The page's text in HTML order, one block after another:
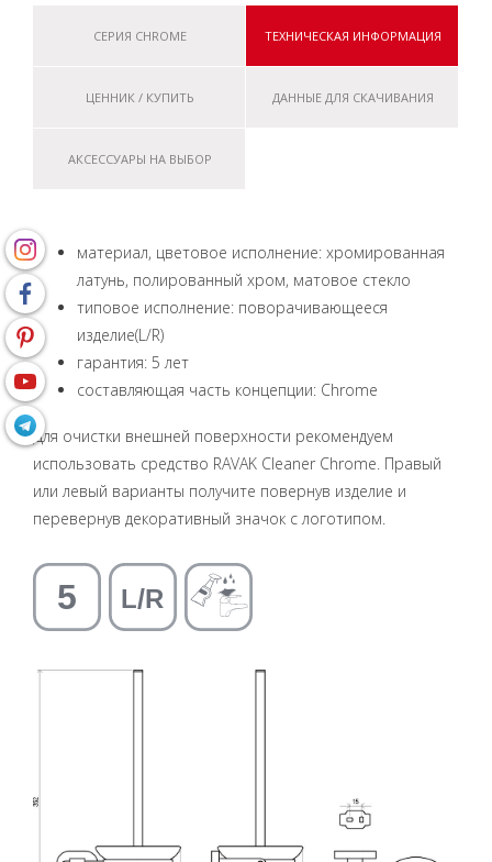
СЕРИЯ CHROME ТЕХНИЧЕСКАЯ ИНФОРМАЦИЯ
ЦЕННИК / КУПИТЬ ДАННЫЕ ДЛЯ СКАЧИВАНИЯ
АКСЕССУАРЫ НА ВЫБОР
материал, цветовое исполнение: хромированная
латунь, полированный хром, матовое стекло
типовое исполнение: поворачивающееся
изделие(L/R)
гарантия: 5 лет
составляющая часть концепции: Chrome
Для очистки внешней поверхности рекомендуем
использовать средство RAVAK Cleaner Chrome. Правый
или левый варианты получите повернув изделие и
перевернув декоративный значок с логотипом.